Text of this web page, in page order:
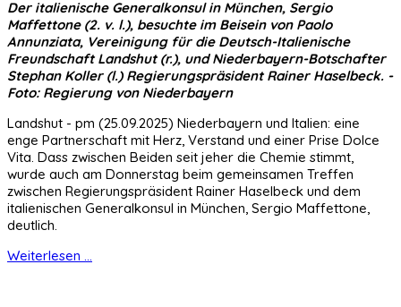
Der italienische Generalkonsul in München, Sergio
Maffettone (2. v. l.), besuchte im Beisein von Paolo
Annunziata, Vereinigung für die Deutsch-Italienische
Freundschaft Landshut (r.), und Niederbayern-Botschafter
Stephan Koller (l.) Regierungspräsident Rainer Haselbeck. -
Foto: Regierung von Niederbayern
Landshut - pm (25.09.2025) Niederbayern und Italien: eine
enge Partnerschaft mit Herz, Verstand und einer Prise Dolce
Vita. Dass zwischen Beiden seit jeher die Chemie stimmt,
wurde auch am Donnerstag beim gemeinsamen Treffen
zwischen Regierungspräsident Rainer Haselbeck und dem
italienischen Generalkonsul in München, Sergio Maffettone,
deutlich.
Weiterlesen ...